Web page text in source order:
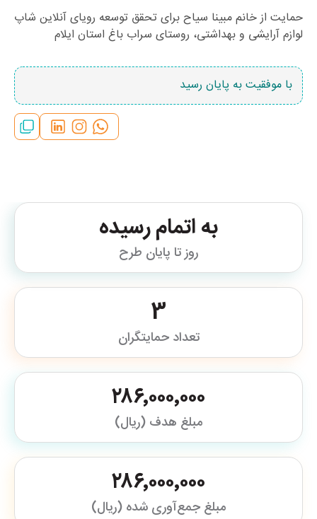
حمایت از خانم مبینا سیاح برای تحقق توسعه رویای آنلاین شاپ
لوازم آرایشی و بهداشتی، روستای سراب باغ استان ایلام
با موفقیت به پایان رسید
به اتمام رسیده
روز تا پایان طرح
3
تعداد حمایتگران
۲۸۶٬۰۰۰٬۰۰۰
مبلغ هدف (ریال)
۲۸۶٬۰۰۰٬۰۰۰
مبلغ جمع‌آوری شده (ریال)